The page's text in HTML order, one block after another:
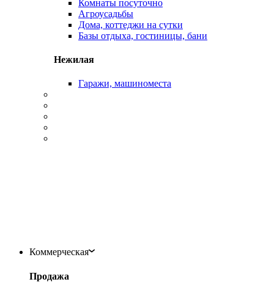
Комнаты посуточно
Агроусадьбы
Дома, коттеджи на сутки
Базы отдыха, гостиницы, бани
Нежилая
Гаражи, машиноместа
Коммерческая
Продажа